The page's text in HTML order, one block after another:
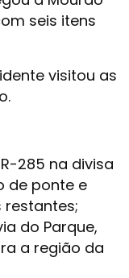
seis itens
visitou as
285 na divisa
de ponte e
do Parque,
a região da